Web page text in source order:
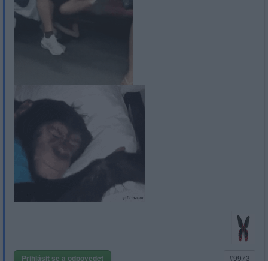
Přihlásit se a odpovědět #9973